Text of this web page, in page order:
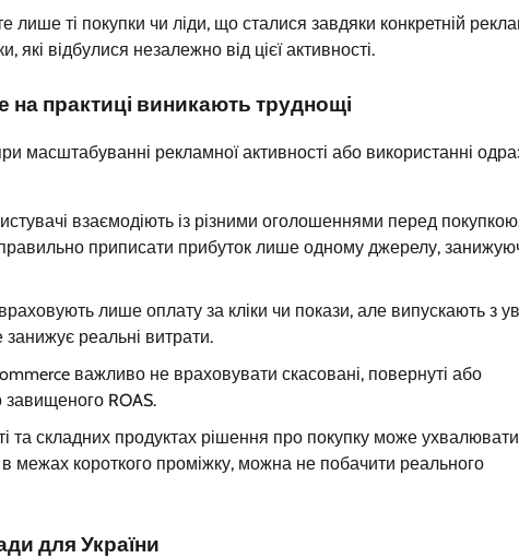
лише ті покупки чи ліди, що сталися завдяки конкретній
які відбулися незалежно від цієї активності.
практиці виникають труднощі
масштабуванні рекламної активності або використанні
взаємодіють із різними оголошеннями перед
приписати прибуток лише одному джерелу,
лише оплату за кліки чи покази, але випускають з
занижує реальні витрати.
важливо не враховувати скасовані, повернуті або
ROAS.
та складних продуктах рішення про покупку може
короткого проміжку, можна не побачити реального
для України